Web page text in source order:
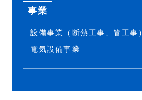
事業
設備事業（断熱工事、管工事）
電気設備事業